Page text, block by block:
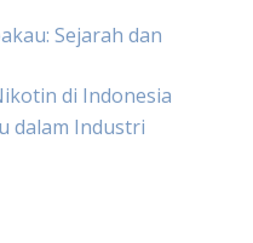
Sejarah dan
di Indonesia
dalam Industri